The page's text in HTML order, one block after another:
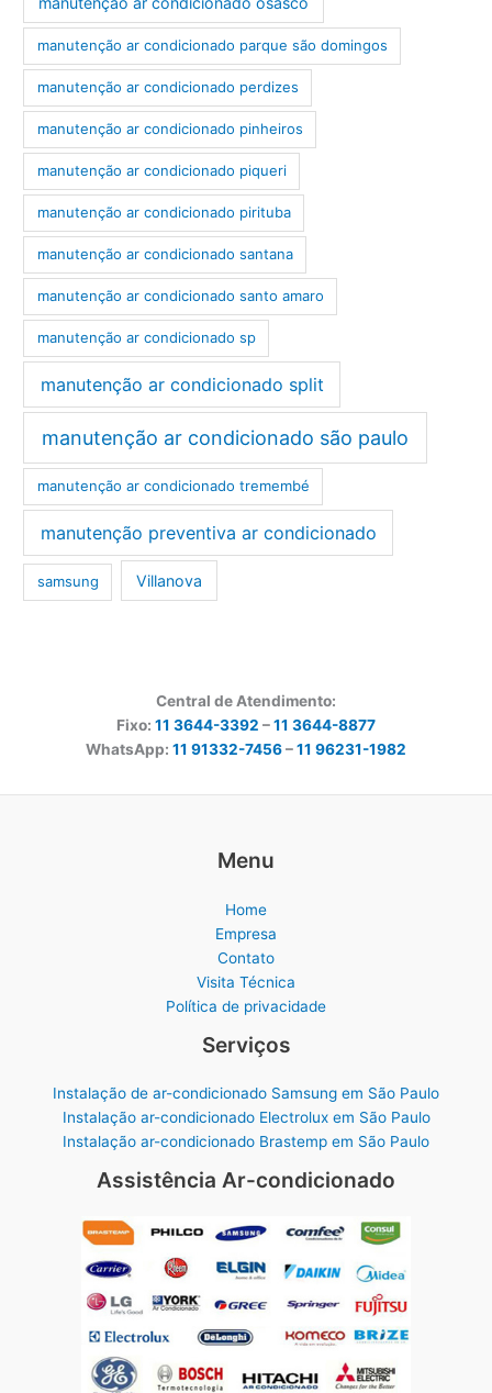
manutenção ar condicionado parque são domingos
manutenção ar condicionado perdizes
manutenção ar condicionado pinheiros
manutenção ar condicionado piqueri
manutenção ar condicionado pirituba
manutenção ar condicionado santana
manutenção ar condicionado santo amaro
manutenção ar condicionado sp
manutenção ar condicionado split
manutenção ar condicionado são paulo
manutenção ar condicionado tremembé
manutenção preventiva ar condicionado
samsung Villanova
Central de Atendimento:
Fixo: 11 3644-3392 –11 3644-8877
WhatsApp: 11 91332-7456–11 96231-1982
Menu
Home
Empresa
Contato
Visita Técnica
Política de privacidade
Serviços
Instalação de ar-condicionado Samsung em São Paulo
Instalação ar-condicionado Electrolux em São Paulo
Instalação ar-condicionado Brastemp em São Paulo
Assistência Ar-condicionado